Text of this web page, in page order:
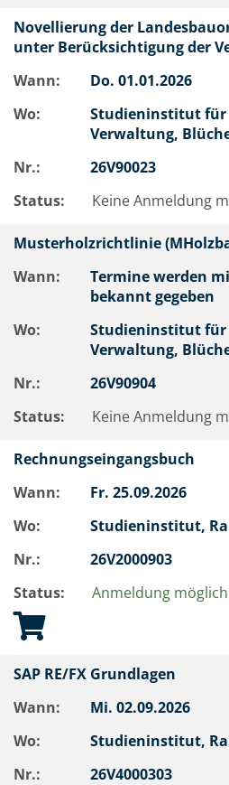
Novellierung der
unter Berücksichtigung der
Wann:
Do. 01.01.2026
Wo:
Studieninstitut
Verwaltung,
Nr.:
26V90023
Status:
Keine Anmeldung
Musterholzrichtlinie
Wann:
Termine werden
bekannt gegeben
Wo:
Studieninstitut
Verwaltung,
Nr.:
26V90904
Status:
Keine Anmeldung
Rechnungseingangsbuch
Wann:
Fr. 25.09.2026
Wo:
Studieninstitut,
Nr.:
26V2000903
Status:
Anmeldung möglich
SAP RE/FX Grundlagen
Wann:
Mi. 02.09.2026
Wo:
Studieninstitut,
Nr.:
26V4000303